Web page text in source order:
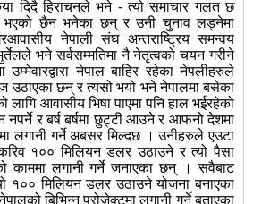
दिदै हिराचनले भने - त्यो समाचार गलत छ
छैन भनेका छन् र उनी चुनाव लड्नेमा
नेपाली संघ अन्तराष्ट्रिय समन्वय
भने सर्वसम्मतिमा नै नेतृत्वको चयन गरीने
नेपाल बाहिर रहेका नेपलीहरुले
उठाएका छन् र त्यसो भयो भने नेपालमा बसेका
आवासीय भिषा पाएमा पनि हाल भईरहेको
नपर्ने र बर्ष बर्षमा छुट्टी आउने र आफनो देशमा
लगानी गर्ने अबसर मिल्दछ । उनीहरुले एउटा
१०० मिलियन डलर उठाउने र त्यो पैसा
काममा लगानी गर्ने जनाएका छन् । सवैबाट
१०० मिलियन डलर उठाउने योजना बनाएका
बिभिन्न प्रोजेक्टमा लगानी गर्ने बताएका